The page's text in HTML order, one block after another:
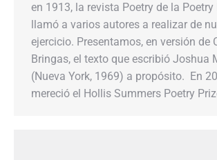
en 1913, la revista Poetry de la
llamó a varios autores a realizar de
ejercicio. Presentamos, en versión de
Bringas, el texto que escribió Joshua
(Nueva York, 1969) a propósito. En
mereció el Hollis Summers Poetry